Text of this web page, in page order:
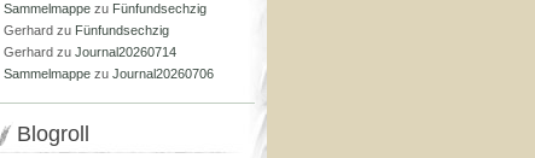
Sammelmappe zu Fünfundsechzig
Gerhard zu Fünfundsechzig
Gerhard zu Journal20260714
Sammelmappe zu Journal20260706
Blogroll